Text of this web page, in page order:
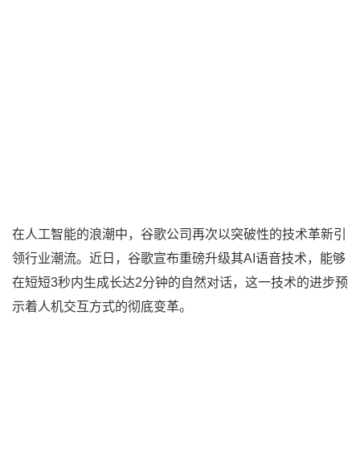
在人工智能的浪潮中，谷歌公司再次以突破性的技术革新引
领行业潮流。近日，谷歌宣布重磅升级其AI语音技术，能够
在短短3秒内生成长达2分钟的自然对话，这一技术的进步预
示着人机交互方式的彻底变革。